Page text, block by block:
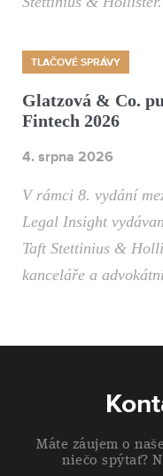
TLAČOVÉ SPRÁVY
Glatzová & Co.
Fintech 2026
4. srpna 2026
V rámci 8. vydání
Legal Insight
Taft Stettinius &
kanceláře a
Máte záujem o
niečo spýtať?